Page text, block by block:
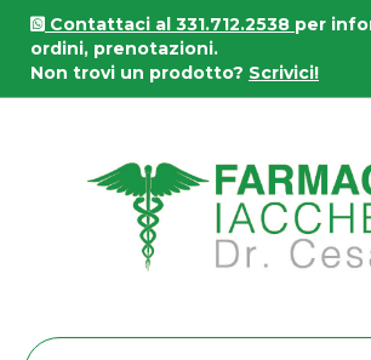
Passa
contenuto
principale
Contattaci al 331.712.2538 per
ordini, prenotazioni.
Non trovi un prodotto? Scrivici!
Cerca